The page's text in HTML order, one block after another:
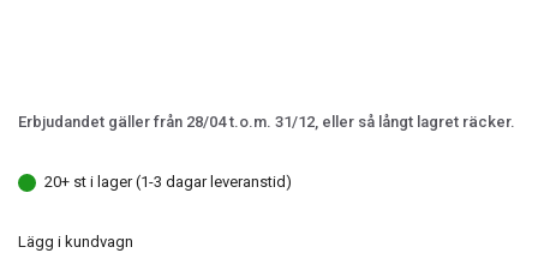
Erbjudandet gäller från 28/04 t.o.m. 31/12, eller så långt lagret räcker.
20+ st i lager (1-3 dagar leveranstid)
Lägg i kundvagn